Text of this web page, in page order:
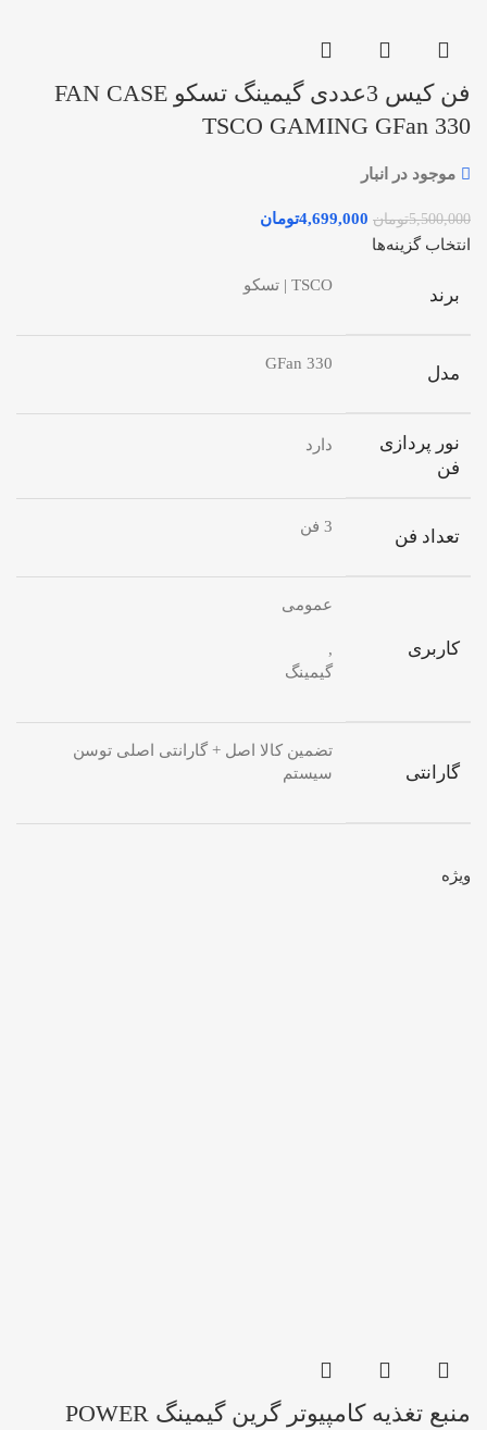
فن کیس 3عددی گیمینگ تسکو FAN CASE
TSCO GAMING GFan 330
موجود در انبار
5,500,000تومان 4,699,000تومان
انتخاب گزینه‌ها
برند TSCO | تسکو
مدل GFan 330
نور پردازی
فن
دارد
تعداد فن 3 فن
کاربری
عمومی
,
گیمینگ
گارانتی
تضمین کالا اصل + گارانتی اصلی توسن
سیستم
ویژه
منبع تغذیه کامپیوتر گرین گیمینگ POWER